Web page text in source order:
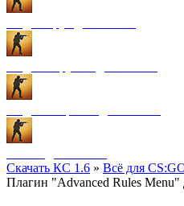
Скачать КС 1.6 » Всё для
Плагин "Advanced Rules Menu"